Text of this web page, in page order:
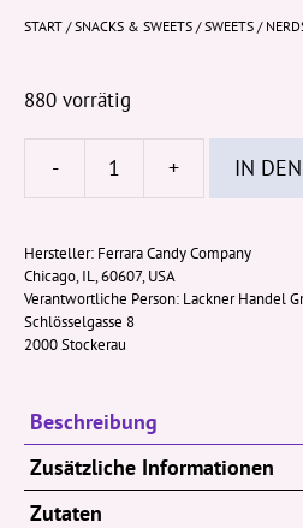
START /SNACKS & SWEETS /SWEETS /
880 vorrätig
-
Nerds
Clusters
113g
+ IN
Hersteller: Ferrara Candy Company
Chicago, IL, 60607, USA
Verantwortliche Person: Lackner Handel
Schlösselgasse 8
2000 Stockerau
Beschreibung
Zusätzliche Informationen
Zutaten